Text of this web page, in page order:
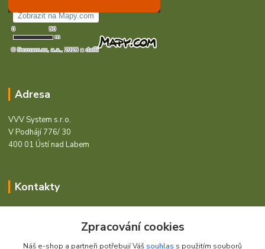
Adresa
VVV System s.r.o.
V Podhájí 776/ 30
400 01 Ústí nad Labem
Kontakty
+420 472744350
Zpracování cookies
Náš e-shop a partneři potřebují Váš souhlas s použitím souborů